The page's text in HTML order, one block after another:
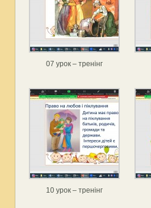
07 урок – тренінг
10 урок – тренінг